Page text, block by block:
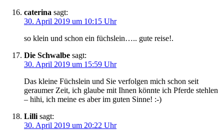
caterina sagt:
30. April 2019 um 10:15 Uhr
so klein und schon ein füchslein….. gute reise!.
Die Schwalbe sagt:
30. April 2019 um 15:59 Uhr
Das kleine Füchslein und Sie verfolgen mich schon seit
geraumer Zeit, ich glaube mit Ihnen könnte ich Pferde stehlen
– hihi, ich meine es aber im guten Sinne! :-)
Lilli sagt:
30. April 2019 um 20:22 Uhr